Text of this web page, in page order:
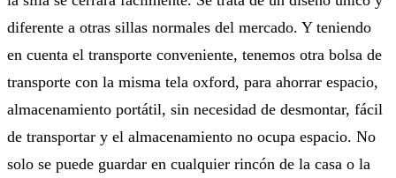
diferente a otras sillas normales del mercado. Y teniendo
en cuenta el transporte conveniente, tenemos otra bolsa de
transporte con la misma tela oxford, para ahorrar espacio,
almacenamiento portátil, sin necesidad de desmontar, fácil
de transportar y el almacenamiento no ocupa espacio. No
solo se puede guardar en cualquier rincón de la casa o la